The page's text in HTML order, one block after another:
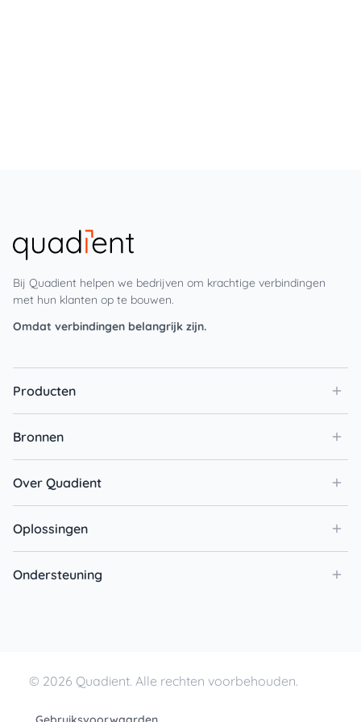
Bij Quadient helpen we bedrijven om krachtige verbindingen
met hun klanten op te bouwen.
Omdat verbindingen belangrijk zijn.
Producten
Bronnen
Over Quadient
Oplossingen
Ondersteuning
© 2026 Quadient. Alle rechten voorbehouden.